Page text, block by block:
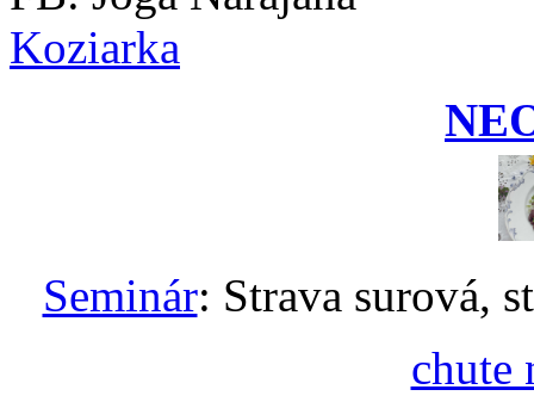
Koziarka
Seminár: Strava surová,
chute